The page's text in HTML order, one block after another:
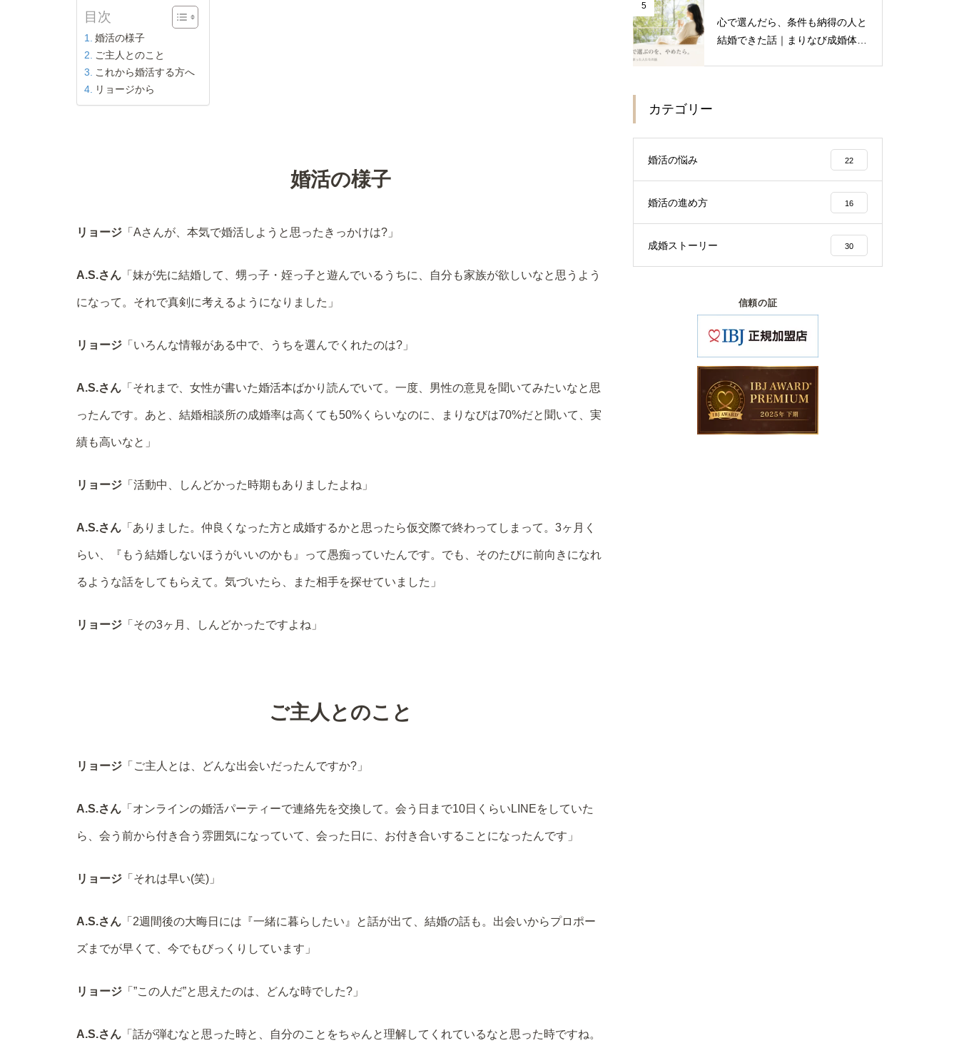
目次
婚活の様子
ご主人とのこと
これから婚活する方へ
リョージから
婚活の様子
リョージ 「Aさんが、本気で婚活しようと思ったきっかけは?」
A.S.さん 「妹が先に結婚して、甥っ子・姪っ子と遊んでいるうちに、自分も家族が欲しいなと思うよう
になって。それで真剣に考えるようになりました」
リョージ 「いろんな情報がある中で、うちを選んでくれたのは?」
A.S.さん 「それまで、女性が書いた婚活本ばかり読んでいて。一度、男性の意見を聞いてみたいなと思
ったんです。あと、結婚相談所の成婚率は高くても50%くらいなのに、まりなびは70%だと聞いて、実
績も高いなと」
リョージ 「活動中、しんどかった時期もありましたよね」
A.S.さん 「ありました。仲良くなった方と成婚するかと思ったら仮交際で終わってしまって。3ヶ月く
らい、『もう結婚しないほうがいいのかも』って愚痴っていたんです。でも、そのたびに前向きになれ
るような話をしてもらえて。気づいたら、また相手を探せていました」
リョージ 「その3ヶ月、しんどかったですよね」
ご主人とのこと
リョージ 「ご主人とは、どんな出会いだったんですか?」
A.S.さん 「オンラインの婚活パーティーで連絡先を交換して。会う日まで10日くらいLINEをしていた
ら、会う前から付き合う雰囲気になっていて、会った日に、お付き合いすることになったんです」
リョージ 「それは早い(笑)」
A.S.さん 「2週間後の大晦日には『一緒に暮らしたい』と話が出て、結婚の話も。出会いからプロポー
ズまでが早くて、今でもびっくりしています」
リョージ 「”この人だ”と思えたのは、どんな時でした?」
A.S.さん 「話が弾むなと思った時と、自分のことをちゃんと理解してくれているなと思った時ですね。
5
心で選んだら、条件も納得の人と
結婚できた話｜まりなび成婚体験
カテゴリー
婚活の悩み 22
婚活の進め方 16
成婚ストーリー 30
信頼の証